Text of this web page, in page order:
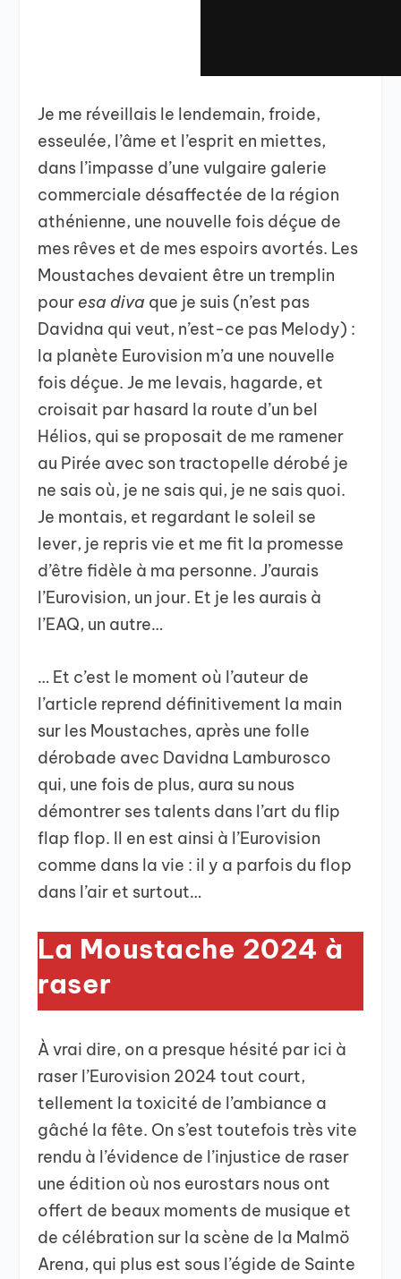
Je me réveillais le lendemain, froide,
esseulée, l’âme et l’esprit en miettes,
dans l’impasse d’une vulgaire galerie
commerciale désaffectée de la région
athénienne, une nouvelle fois déçue de
mes rêves et de mes espoirs avortés. Les
Moustaches devaient être un tremplin
pour esa diva que je suis (n’est pas
Davidna qui veut, n’est-ce pas Melody) :
la planète Eurovision m’a une nouvelle
fois déçue. Je me levais, hagarde, et
croisait par hasard la route d’un bel
Hélios, qui se proposait de me ramener
au Pirée avec son tractopelle dérobé je
ne sais où, je ne sais qui, je ne sais quoi.
Je montais, et regardant le soleil se
lever, je repris vie et me fit la promesse
d’être fidèle à ma personne. J’aurais
l’Eurovision, un jour. Et je les aurais à
l’EAQ, un autre…
… Et c’est le moment où l’auteur de
l’article reprend définitivement la main
sur les Moustaches, après une folle
dérobade avec Davidna Lamburosco
qui, une fois de plus, aura su nous
démontrer ses talents dans l’art du flip
flap flop. Il en est ainsi à l’Eurovision
comme dans la vie : il y a parfois du flop
dans l’air et surtout…
La Moustache 2024 à
raser
À vrai dire, on a presque hésité par ici à
raser l’Eurovision 2024 tout court,
tellement la toxicité de l’ambiance a
gâché la fête. On s’est toutefois très vite
rendu à l’évidence de l’injustice de raser
une édition où nos eurostars nous ont
offert de beaux moments de musique et
de célébration sur la scène de la Malmö
Arena, qui plus est sous l’égide de Sainte